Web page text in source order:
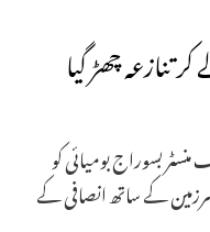
چھڑ گیا
بسوراج بومیائی کو
کے ساتھ انصافی کے